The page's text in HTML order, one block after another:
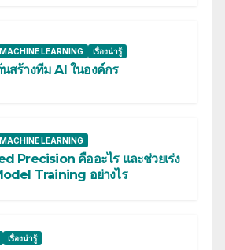
LEARNING เรื่องน่ารู้
นสร้างทีม AI ในองค์กร
LEARNING
Precision คืออะไร และช่วยเร่ง
Training อย่างไร
เรื่องน่ารู้